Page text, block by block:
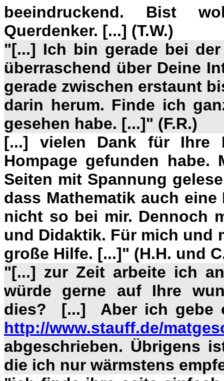
beeindruckend. Bist
Querdenker. [...] (T.W.)
"[...] Ich bin gerade bei
überraschend über Deine
gerade zwischen erstaunt
darin herum. Finde ich
gesehen habe. [...]" (F.R.)
[...]
vielen Dank für Ihre
Hompage gefunden
Seiten mit Spannung
dass Mathematik auch
nicht so bei mir. Dennoch
und Didaktik. Für mich und
große Hilfe. [...]" (H.H. und
"[...] zur Zeit arbeite ich
würde gerne auf Ihre
dies? [...] Aber ich gebe
http://www.stauff.de/
abgeschrieben. Übrigens
die ich nur wärmstens